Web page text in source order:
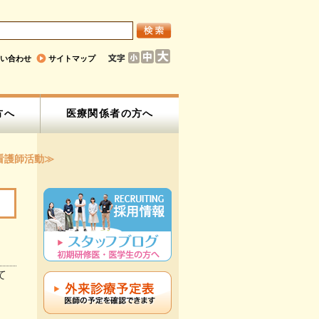
合わせ サイトマップ
へ 医療関係者の方へ
護師活動≫